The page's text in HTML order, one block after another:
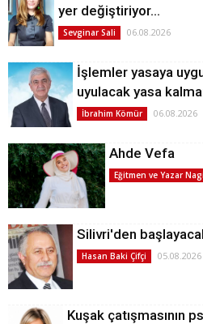
yer değiştiriyor…
Sevginar Sali 06.08.2026
İşlemler yasaya
uyulacak yasa
İbrahim Kömür 06.08.2026
Ahde Vefa
Eğitmen ve Yazar
Silivri'den
Hasan Baki Çifçi 05.08.2026
Kuşak çatışmasının